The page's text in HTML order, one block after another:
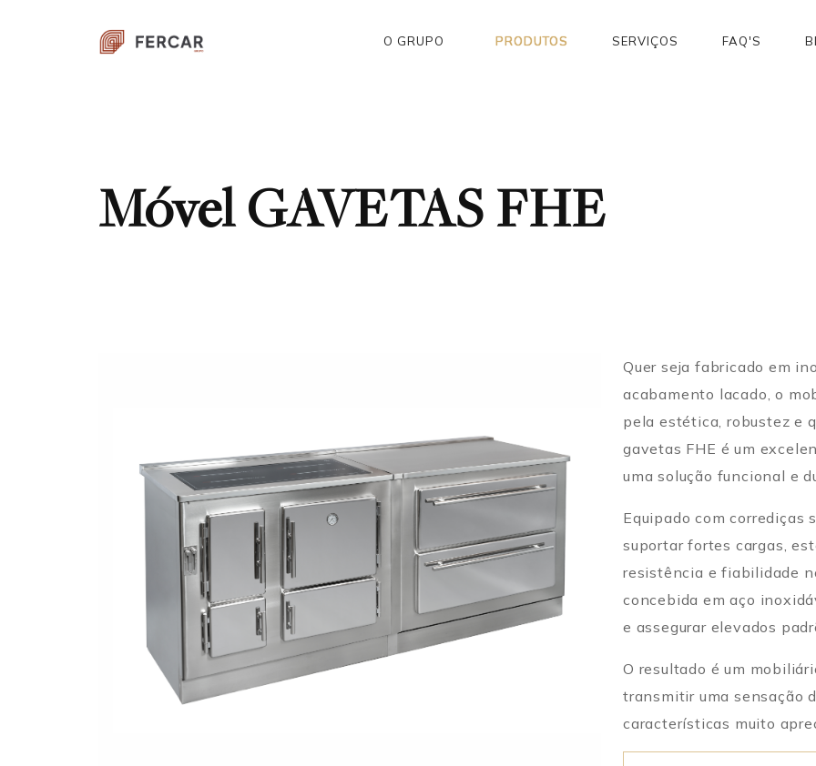
O GRUPO PRODUTOS SERVIÇOS FAQ'S
Móvel GAVETAS FHE
Quer seja fabricado em
acabamento lacado, o
pela estética, robustez e
gavetas FHE é um
uma solução funcional e
Equipado com corrediças
suportar fortes cargas,
resistência e fiabilidade
concebida em aço
e assegurar elevados
O resultado é um
transmitir uma sensação
características muito